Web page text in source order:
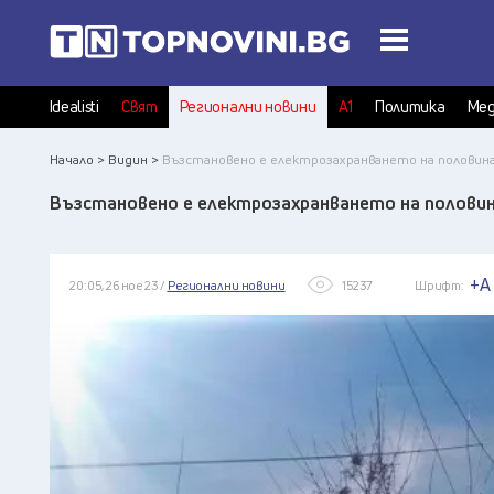
Idealisti Свят Регионални новини А1 Политика
Начало > Видин > Възстановено е електрозахранването на
Възстановено е електрозахранването на
20:05, 26 ное 23 / Регионални новини 15237 Шрифт: +A